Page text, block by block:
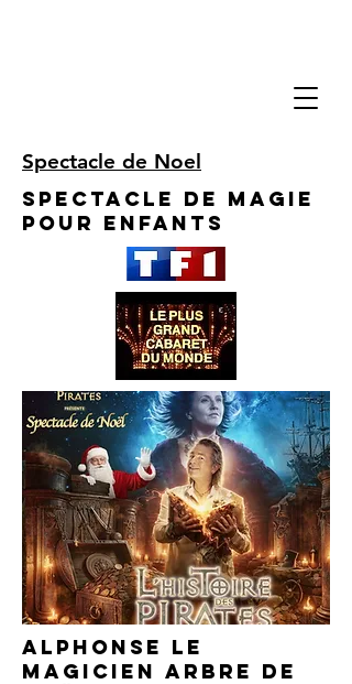
Spectacle de Noel
Spectacle de Magie
pour enfants
Alphonse le
magicien arbre de